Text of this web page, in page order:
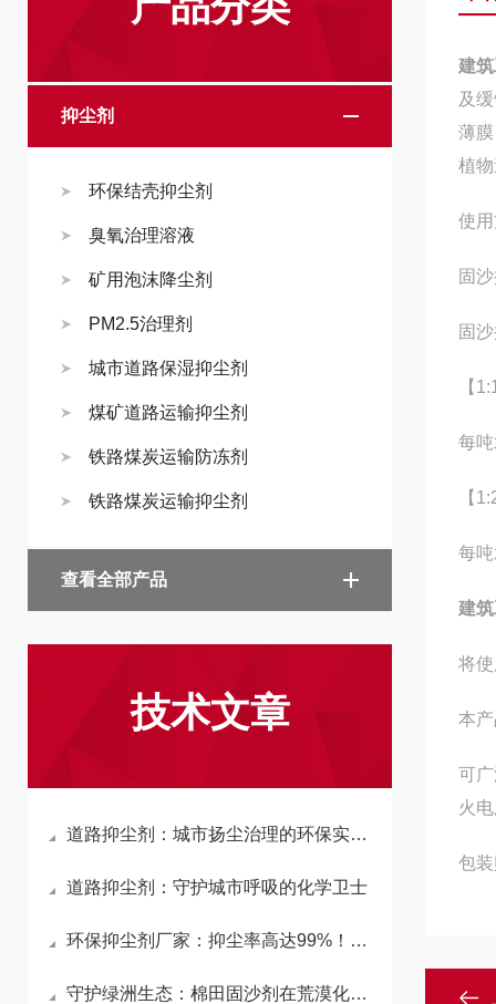
抑尘剂
环保结壳抑尘剂
臭氧治理溶液
矿用泡沫降尘剂
PM2.5治理剂
城市道路保湿抑尘剂
煤矿道路运输抑尘剂
铁路煤炭运输防冻剂
铁路煤炭运输抑尘剂
查看全部产品
技术文章
道路抑尘剂：城市扬尘治理的环保实用方案
道路抑尘剂：守护城市呼吸的化学卫士
环保抑尘剂厂家：抑尘率高达99%！揭秘生物纳膜与高分子材料的硬核除尘原理
守护绿洲生态：棉田固沙剂在荒漠化治理中的重要作用
建
及
薄
植
使
固
固
【
每
【
每
建
将
本
可
火
包